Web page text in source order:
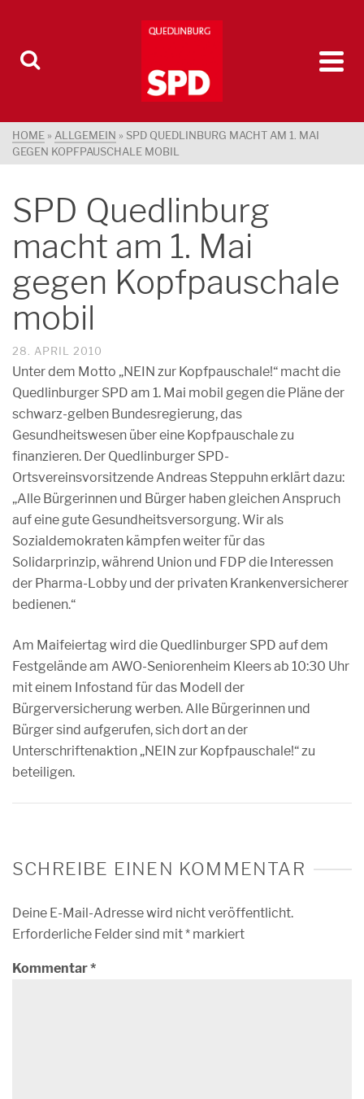
HOME » ALLGEMEIN » SPD QUEDLINBURG MACHT AM 1. MAI
GEGEN KOPFPAUSCHALE MOBIL
SPD Quedlinburg
macht am 1. Mai
gegen Kopfpauschale
mobil
28. APRIL 2010
Unter dem Motto „NEIN zur Kopfpauschale!“ macht die
Quedlinburger SPD am 1. Mai mobil gegen die Pläne der
schwarz-gelben Bundesregierung, das
Gesundheitswesen über eine Kopfpauschale zu
finanzieren. Der Quedlinburger SPD-
Ortsvereinsvorsitzende Andreas Steppuhn erklärt dazu:
„Alle Bürgerinnen und Bürger haben gleichen Anspruch
auf eine gute Gesundheitsversorgung. Wir als
Sozialdemokraten kämpfen weiter für das
Solidarprinzip, während Union und FDP die Interessen
der Pharma-Lobby und der privaten Krankenversicherer
bedienen.“
Am Maifeiertag wird die Quedlinburger SPD auf dem
Festgelände am AWO-Seniorenheim Kleers ab 10:30 Uhr
mit einem Infostand für das Modell der
Bürgerversicherung werben. Alle Bürgerinnen und
Bürger sind aufgerufen, sich dort an der
Unterschriftenaktion „NEIN zur Kopfpauschale!“ zu
beteiligen.
SCHREIBE EINEN KOMMENTAR
Deine E-Mail-Adresse wird nicht veröffentlicht.
Erforderliche Felder sind mit* markiert
Kommentar*